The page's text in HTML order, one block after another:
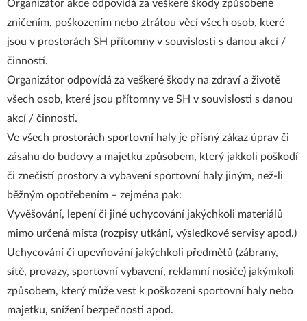
Organizátor akce odpovídá za veškeré škody způsobené
zničením, poškozením nebo ztrátou věcí všech osob, které
jsou v prostorách SH přítomny v souvislosti s danou akcí /
činností.
Organizátor odpovídá za veškeré škody na zdraví a životě
všech osob, které jsou přítomny ve SH v souvislosti s danou
akcí / činností.
Ve všech prostorách sportovní haly je přísný zákaz úprav či
zásahu do budovy a majetku způsobem, který jakkoli poškodí
či znečistí prostory a vybavení sportovní haly jiným, než-li
běžným opotřebením – zejména pak:
Vyvěšování, lepení či jiné uchycování jakýchkoli materiálů
mimo určená místa (rozpisy utkání, výsledkové servisy apod.)
Uchycování či upevňování jakýchkoli předmětů (zábrany,
sítě, provazy, sportovní vybavení, reklamní nosiče) jakýmkoli
způsobem, který může vest k poškození sportovní haly nebo
majetku, snížení bezpečnosti apod.